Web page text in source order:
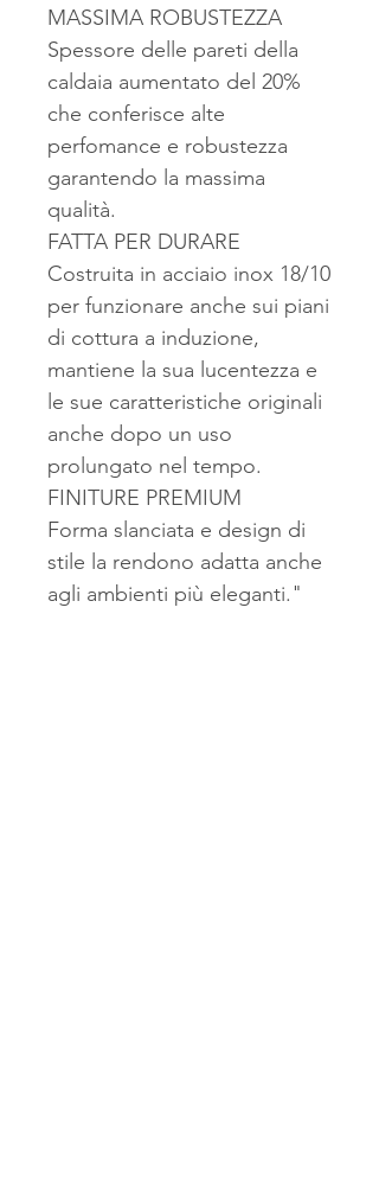
MASSIMA ROBUSTEZZA
Spessore delle pareti della
caldaia aumentato del 20%
che conferisce alte
perfomance e robustezza
garantendo la massima
qualità.
FATTA PER DURARE
Costruita in acciaio inox 18/10
per funzionare anche sui piani
di cottura a induzione,
mantiene la sua lucentezza e
le sue caratteristiche originali
anche dopo un uso
prolungato nel tempo.
FINITURE PREMIUM
Forma slanciata e design di
stile la rendono adatta anche
agli ambienti più eleganti."